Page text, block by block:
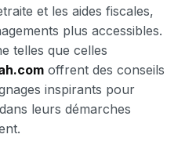
et les aides fiscales,
plus accessibles.
telles que celles
offrent des conseils
inspirants pour
leurs démarches